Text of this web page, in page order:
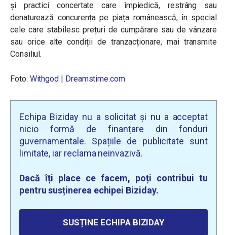
și practici concertate care împiedică, restrâng sau
denaturează concurența pe piața românească, în special
cele care stabilesc prețuri de cumpărare sau de vânzare
sau orice alte condiții de tranzacționare, mai transmite
Consiliul.
Foto: Withgod | Dreamstime.com
Echipa Biziday nu a solicitat și nu a acceptat
nicio formă de finanțare din fonduri
guvernamentale. Spațiile de publicitate sunt
limitate, iar reclama neinvazivă.
Dacă îți place ce facem, poți contribui tu
pentru susținerea echipei Biziday.
SUSȚINE ECHIPA BIZIDAY